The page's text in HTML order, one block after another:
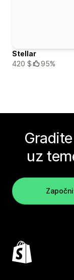
Stellar
420 $
95%
uz